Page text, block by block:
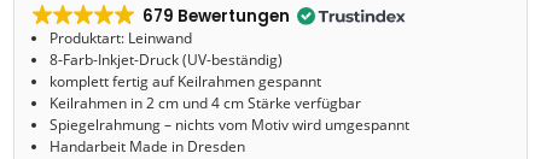
679 Bewertungen
Produktart: Leinwand
8-Farb-Inkjet-Druck (UV-beständig)
komplett fertig auf Keilrahmen gespannt
Keilrahmen in 2 cm und 4 cm Stärke verfügbar
Spiegelrahmung – nichts vom Motiv wird umgespannt
Handarbeit Made in Dresden